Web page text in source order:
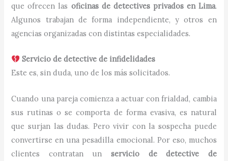
que ofrecen las oficinas de detectives privados en Lima.
Algunos trabajan de forma independiente, y otros en
agencias organizadas con distintas especialidades.
Servicio de detective de infidelidades
Este es, sin duda, uno de los más solicitados.
Cuando una pareja comienza a actuar con frialdad, cambia
sus rutinas o se comporta de forma evasiva, es natural
que surjan las dudas. Pero vivir con la sospecha puede
convertirse en una pesadilla emocional. Por eso, muchos
clientes contratan un servicio de detective de